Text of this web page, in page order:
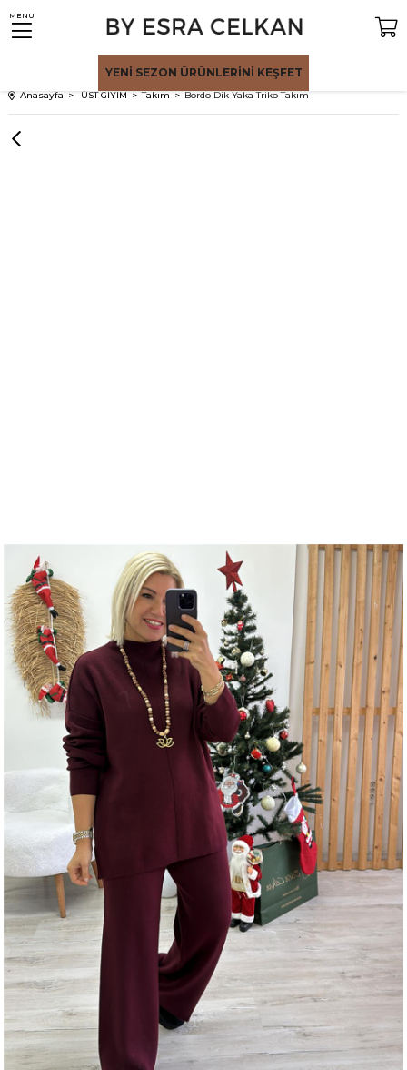
MENU
YENİ SEZON ÜRÜNLERİNİ KEŞFET
Anasayfa ÜST GİYİM Takım Bordo Dik Yaka Triko Takım